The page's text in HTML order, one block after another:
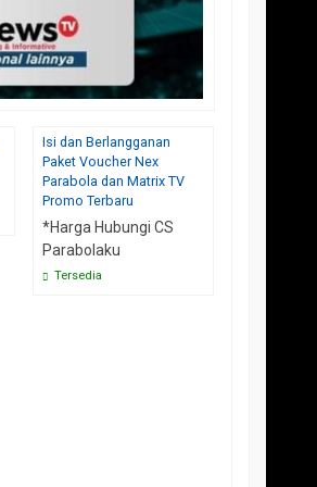
Isi dan Berlangganan
Paket Voucher Nex
Parabola dan Matrix TV
Promo Terbaru
*Harga Hubungi CS
Parabolaku
Tersedia
Suriadi
cepat 👍👍👍
(5/5)
cepat Parabolaku,